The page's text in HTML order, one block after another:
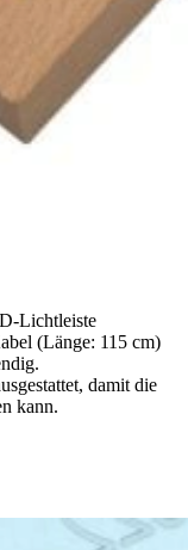
Lichtleiste
(Länge: 115 cm)
damit die
kann.